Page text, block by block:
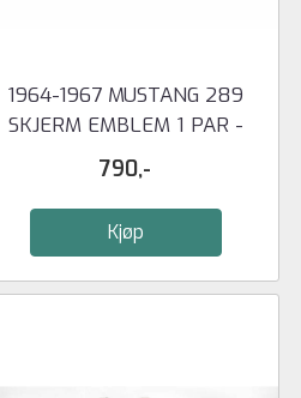
1964-1967 MUSTANG 289
SKJERM EMBLEM 1 PAR -
SCOTT ...
790,-
Kjøp